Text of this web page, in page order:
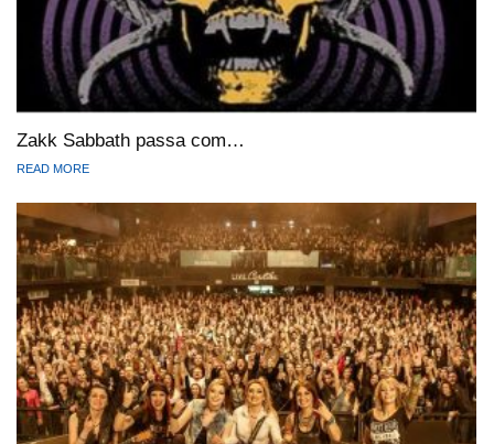
Zakk Sabbath passa com…
READ MORE